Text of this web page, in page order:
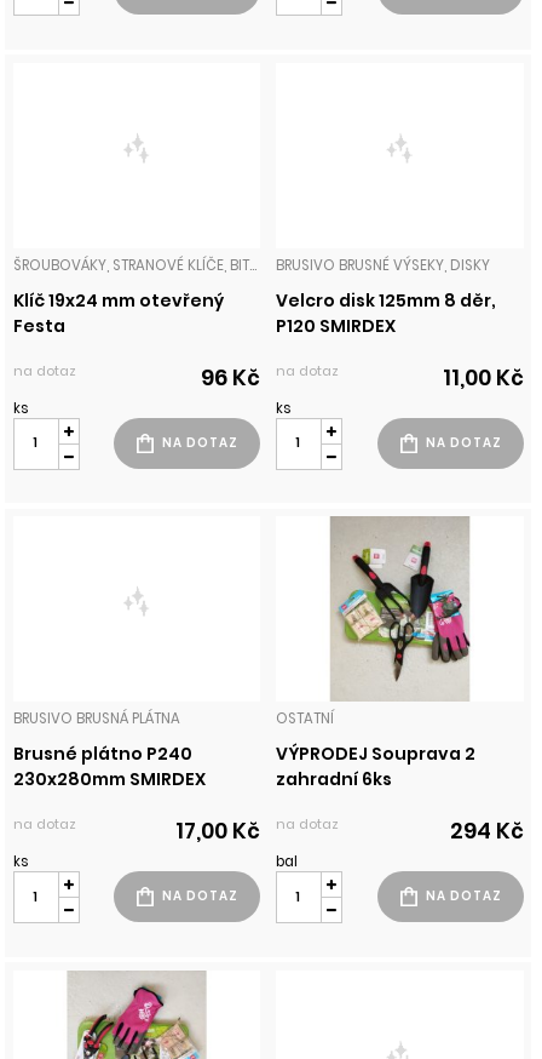
ŠROUBOVÁKY, STRANOVÉ KLÍČE, BITY, NÁSTAVCE, GOLA
Klíč 19x24 mm otevřený
Festa
na dotaz 96 Kč
ks
BRUSIVO BRUSNÉ VÝSEKY, DISKY
Velcro disk 125mm 8 děr,
P120 SMIRDEX
na dotaz 11,00 Kč
ks
BRUSIVO BRUSNÁ PLÁTNA
Brusné plátno P240
230x280mm SMIRDEX
na dotaz 17,00 Kč
ks
OSTATNÍ
VÝPRODEJ Souprava 2
zahradní 6ks
na dotaz 294 Kč
bal